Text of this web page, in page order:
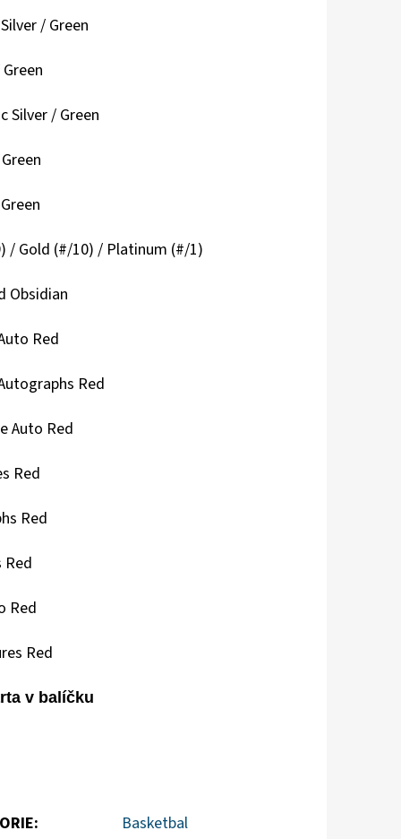
/ Green
Silver / Green
/ Gold (#/10) / Platinum (#/1)
Obsidian
Red
Red
Auto Red
Red
Red
Red
Red
Red
v balíčku
: Basketbal